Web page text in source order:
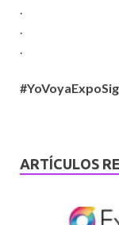
.
.
.
ARTÍCULOS